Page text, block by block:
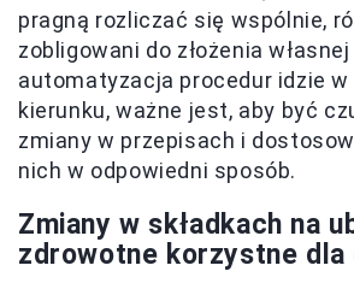
pragną rozliczać się wspólnie,
zobligowani do złożenia
automatyzacja procedur idzie w
kierunku, ważne jest, aby być
zmiany w przepisach i
nich w odpowiedni sposób.
Zmiany w składkach na
zdrowotne korzystne